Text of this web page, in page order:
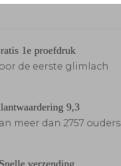
1e proefdruk
de eerste glimlach
9,3
meer dan 2757 ouders
Snelle verzending